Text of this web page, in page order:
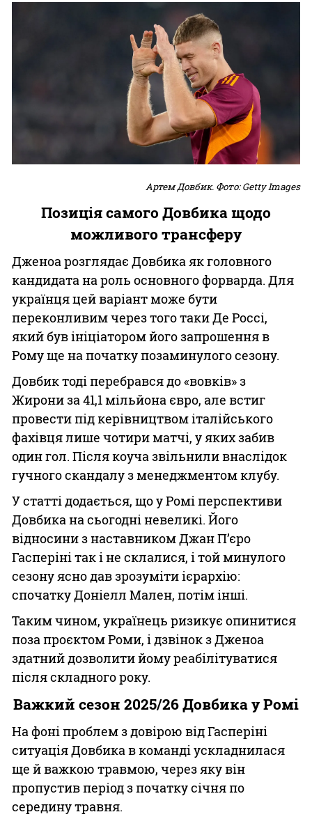
Артем Довбик. Фото: Getty Images
Позиція самого Довбика щодо
можливого трансферу
Дженоа розглядає Довбика як головного
кандидата на роль основного форварда. Для
українця цей варіант може бути
переконливим через того таки Де Россі,
який був ініціатором його запрошення в
Рому ще на початку позаминулого сезону.
Довбик тоді перебрався до «вовків» з
Жирони за 41,1 мільйона євро, але встиг
провести під керівництвом італійського
фахівця лише чотири матчі, у яких забив
один гол. Після коуча звільнили внаслідок
гучного скандалу з менеджментом клубу.
У статті додається, що у Ромі перспективи
Довбика на сьогодні невеликі. Його
відносини з наставником Джан П’єро
Гасперіні так і не склалися, і той минулого
сезону ясно дав зрозуміти ієрархію:
спочатку Доніелл Мален, потім інші.
Таким чином, українець ризикує опинитися
поза проєктом Роми, і дзвінок з Дженоа
здатний дозволити йому реабілітуватися
після складного року.
Важкий сезон 2025/26 Довбика у Ромі
На фоні проблем з довірою від Гасперіні
ситуація Довбика в команді ускладнилася
ще й важкою травмою, через яку він
пропустив період з початку січня по
середину травня.